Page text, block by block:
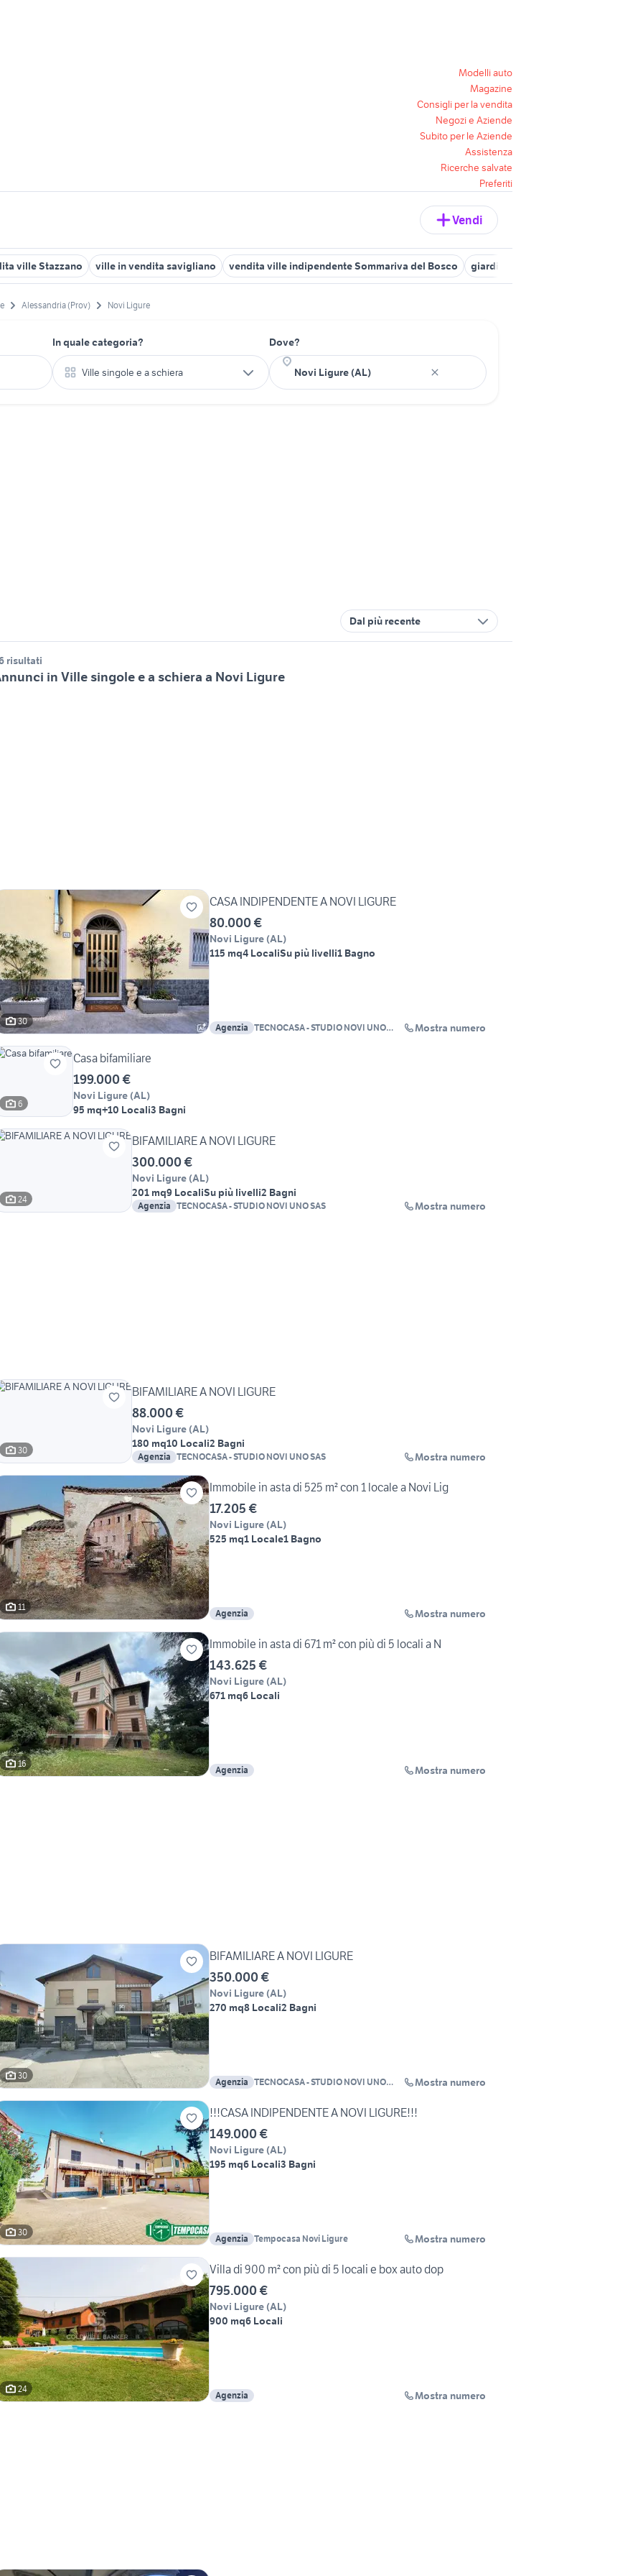
Modelli auto
Magazine
Consigli per la vendita
Negozi e Aziende
Subito per le Aziende
Assistenza
Ricerche salvate
Preferiti
Vendi
ville Stazzano ville in vendita savigliano vendita ville indipendente Sommariva del Bosco giardino foglizzo
Alessandria (Prov) Novi Ligure
In quale categoria?
Ville singole e a schiera
Dove?
Dal più recente
risultati
in Ville singole e a schiera a Novi Ligure
30
CASA INDIPENDENTE A NOVI LIGURE
80.000 €
Novi Ligure (AL)
115 mq4 LocaliSu più livelli1 Bagno
Agenzia TECNOCASA - STUDIO NOVI UNO
Mostra numero
6
Casa bifamiliare
199.000 €
Novi Ligure (AL)
95 mq+10 Locali3 Bagni
24
BIFAMILIARE A NOVI LIGURE
300.000 €
Novi Ligure (AL)
201 mq9 LocaliSu più livelli2 Bagni
Agenzia TECNOCASA - STUDIO NOVI UNO SAS Mostra numero
30
BIFAMILIARE A NOVI LIGURE
88.000 €
Novi Ligure (AL)
180 mq10 Locali2 Bagni
Agenzia TECNOCASA - STUDIO NOVI UNO SAS Mostra numero
11
Immobile in asta di 525 m² con 1 locale a Novi Lig
17.205 €
Novi Ligure (AL)
525 mq1 Locale1 Bagno
Agenzia Mostra numero
16
Immobile in asta di 671 m² con più di 5 locali a N
143.625 €
Novi Ligure (AL)
671 mq6 Locali
Agenzia Mostra numero
30
BIFAMILIARE A NOVI LIGURE
350.000 €
Novi Ligure (AL)
270 mq8 Locali2 Bagni
Agenzia TECNOCASA - STUDIO NOVI UNO
Mostra numero
30
!!!CASA INDIPENDENTE A NOVI LIGURE!!!
149.000 €
Novi Ligure (AL)
195 mq6 Locali3 Bagni
Agenzia Tempocasa Novi Ligure Mostra numero
24
Villa di 900 m² con più di 5 locali e box auto dop
795.000 €
Novi Ligure (AL)
900 mq6 Locali
Agenzia Mostra numero